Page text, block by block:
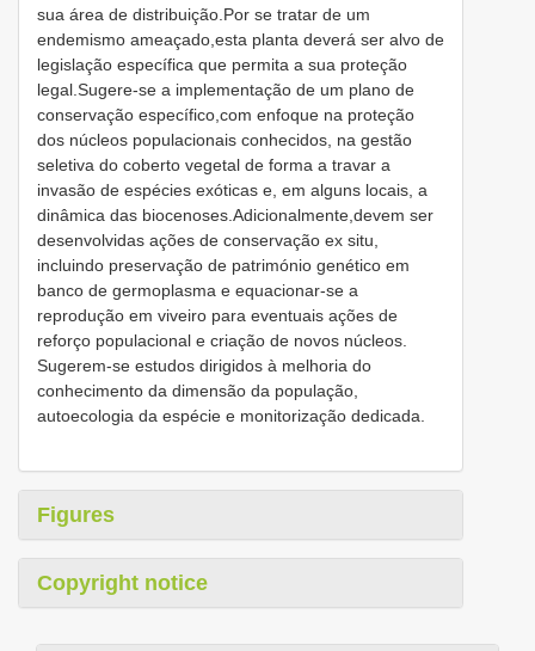
sua área de distribuição.Por se tratar de um
endemismo ameaçado,esta planta deverá ser alvo de
legislação específica que permita a sua proteção
legal.Sugere-se a implementação de um plano de
conservação específico,com enfoque na proteção
dos núcleos populacionais conhecidos, na gestão
seletiva do coberto vegetal de forma a travar a
invasão de espécies exóticas e, em alguns locais, a
dinâmica das biocenoses.Adicionalmente,devem ser
desenvolvidas ações de conservação ex situ,
incluindo preservação de património genético em
banco de germoplasma e equacionar-se a
reprodução em viveiro para eventuais ações de
reforço populacional e criação de novos núcleos.
Sugerem-se estudos dirigidos à melhoria do
conhecimento da dimensão da população,
autoecologia da espécie e monitorização dedicada.
Figures
Copyright notice